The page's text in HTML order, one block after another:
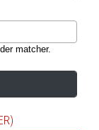
matcher.